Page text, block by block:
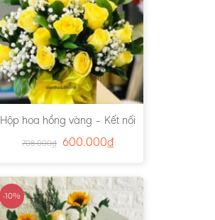
Hộp hoa hồng vàng – Kết nối
Yêu thương – Ms:2366
708.000₫ 600.000₫
-10%